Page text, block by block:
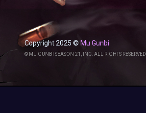
Copyright 2025 © Mu Gunbi
© MU GUNBI SEASON 21, INC. ALL RIGHTS RESERVED.